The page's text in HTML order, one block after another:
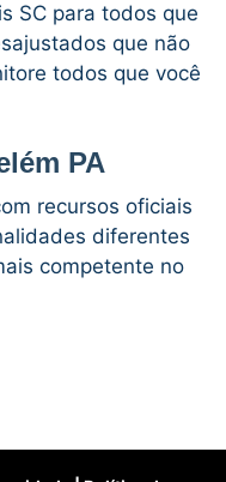
SC para todos que
que não
todos que você
PA
recursos oficiais
diferentes
competente no